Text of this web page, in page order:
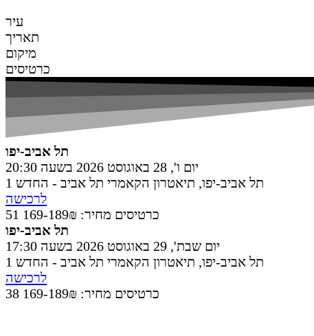
עיר
תאריך
מיקום
כרטיסים
תל אביב-יפו
יום ו', 28 באוגוסט 2026 בשעה 20:30
תל אביב-יפו, תיאטרון הקאמרי תל אביב - החדש 1
לרכישה
51 כרטיסים מחיר: 169-189₪
תל אביב-יפו
יום שבת', 29 באוגוסט 2026 בשעה 17:30
תל אביב-יפו, תיאטרון הקאמרי תל אביב - החדש 1
לרכישה
38 כרטיסים מחיר: 169-189₪